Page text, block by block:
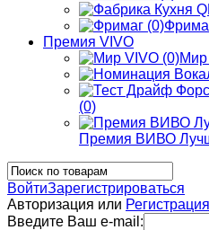
Премия VIVO
Мир
(0)
Премия ВИВО
ВойтиЗарегистрироваться
Авторизация или Регистрация
Введите Ваш e-mail: